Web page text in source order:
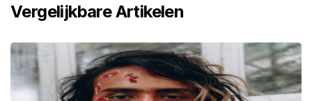
Vergelijkbare Artikelen